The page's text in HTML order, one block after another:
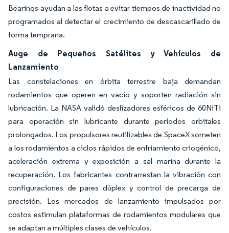
Bearings ayudan a las flotas a evitar tiempos de inactividad no
programados al detectar el crecimiento de descascarillado de
forma temprana.
Auge de Pequeños Satélites y Vehículos de
Lanzamiento
Las constelaciones en órbita terrestre baja demandan
rodamientos que operen en vacío y soporten radiación sin
lubricación. La NASA validó deslizadores esféricos de 60NiTi
para operación sin lubricante durante períodos orbitales
prolongados. Los propulsores reutilizables de SpaceX someten
a los rodamientos a ciclos rápidos de enfriamiento criogénico,
aceleración extrema y exposición a sal marina durante la
recuperación. Los fabricantes contrarrestan la vibración con
configuraciones de pares dúplex y control de precarga de
precisión. Los mercados de lanzamiento impulsados por
costos estimulan plataformas de rodamientos modulares que
se adaptan a múltiples clases de vehículos.